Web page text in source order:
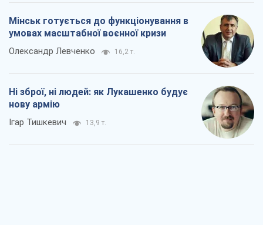
Мінськ готується до функціонування в
умовах масштабної воєнної кризи
Олександр Левченко 16,2 т.
Ні зброї, ні людей: як Лукашенко будує
нову армію
Ігар Тишкевич 13,9 т.